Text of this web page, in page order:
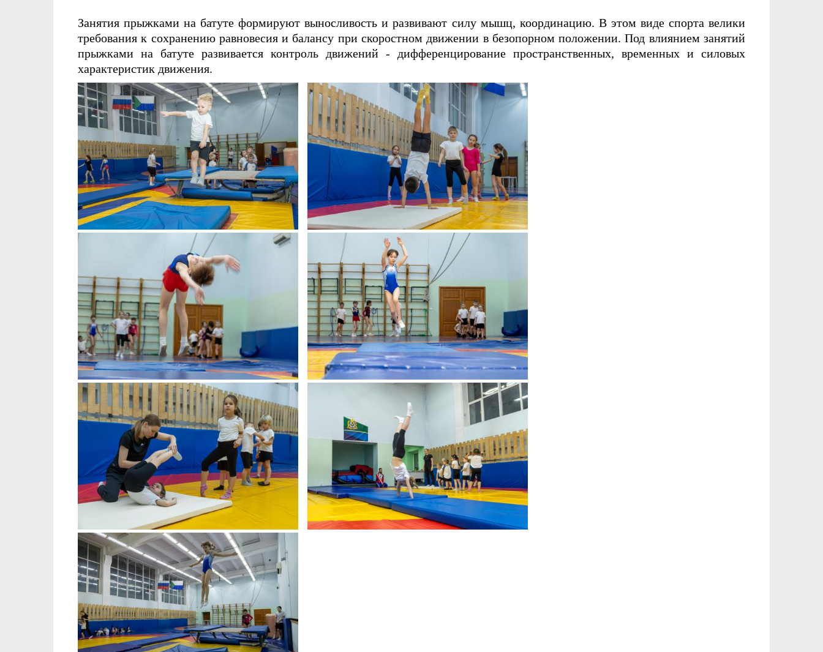
Занятия прыжками на батуте формируют выносливость и развивают силу мышц, координацию. В этом виде спорта велики
требования к сохранению равновесия и балансу при скоростном движении в безопорном положении. Под влиянием занятий
прыжками на батуте развивается контроль движений - дифференцирование пространственных, временных и силовых
характеристик движения.